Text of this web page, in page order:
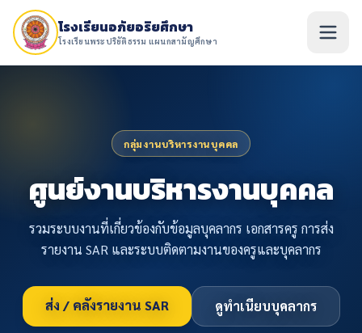
โรงเรียนอภัยอริยศึกษา
โรงเรียนพระปริยัติธรรม แผนกสามัญศึกษา
กลุ่มงานบริหารงานบุคคล
ศูนย์งานบริหารงานบุคคล
รวมระบบงานที่เกี่ยวข้องกับข้อมูลบุคลากร เอกสารครู การส่ง
รายงาน SAR และระบบติดตามงานของครูและบุคลากร
ส่ง / คลังรายงาน SAR ดูทำเนียบบุคลากร